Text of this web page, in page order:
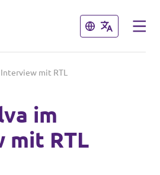
Close
Close
mit RTL
im
mit RTL